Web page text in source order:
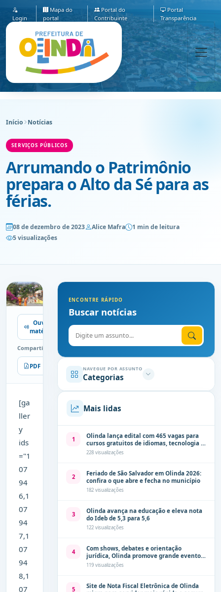
Login
Mapa do
portal
Portal do
Contribuinte
Portal
Transparência
Início Notícias
SERVIÇOS PÚBLICOS
Arrumando o Patrimônio
prepara o Alto da Sé para as
férias.
08 de dezembro de 2023 Alice Mafra
1 min de leitura
5 visualizações
Ouvir
matéria
Compartilhe
PDF Imprimir
[ga
ller
y
ids
="1
07
94
6,1
07
94
7,1
07
94
8,1
07
ENCONTRE RÁPIDO
Buscar notícias
Digite o assunto
NAVEGUE POR ASSUNTO
Categorias
Mais lidas
1
Olinda lança edital com 465 vagas para
cursos gratuitos de idiomas, tecnologia e
comunicação
228 visualizações
2
Feriado de São Salvador em Olinda 2026:
confira o que abre e fecha no município
182 visualizações
3
Olinda avança na educação e eleva nota
do Ideb de 5,3 para 5,6
122 visualizações
4
Com shows, debates e orientação
jurídica, Olinda promove grande evento
de combate à violência contra a mulher
neste sábado (8)
119 visualizações
5
Site de Nota Fiscal Eletrônica de Olinda